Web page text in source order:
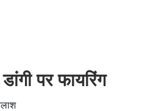
पर फायरिंग